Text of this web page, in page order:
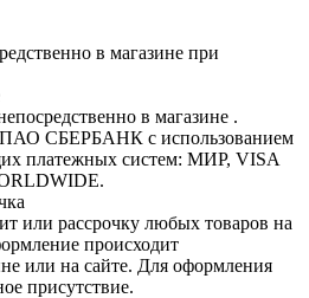
в магазине при
в магазине .
ПАО СБЕРБАНК с использованием
платежных систем: МИР, VISA
или рассрочку любых товаров на
происходит
или на сайте. Для оформления
присутствие.